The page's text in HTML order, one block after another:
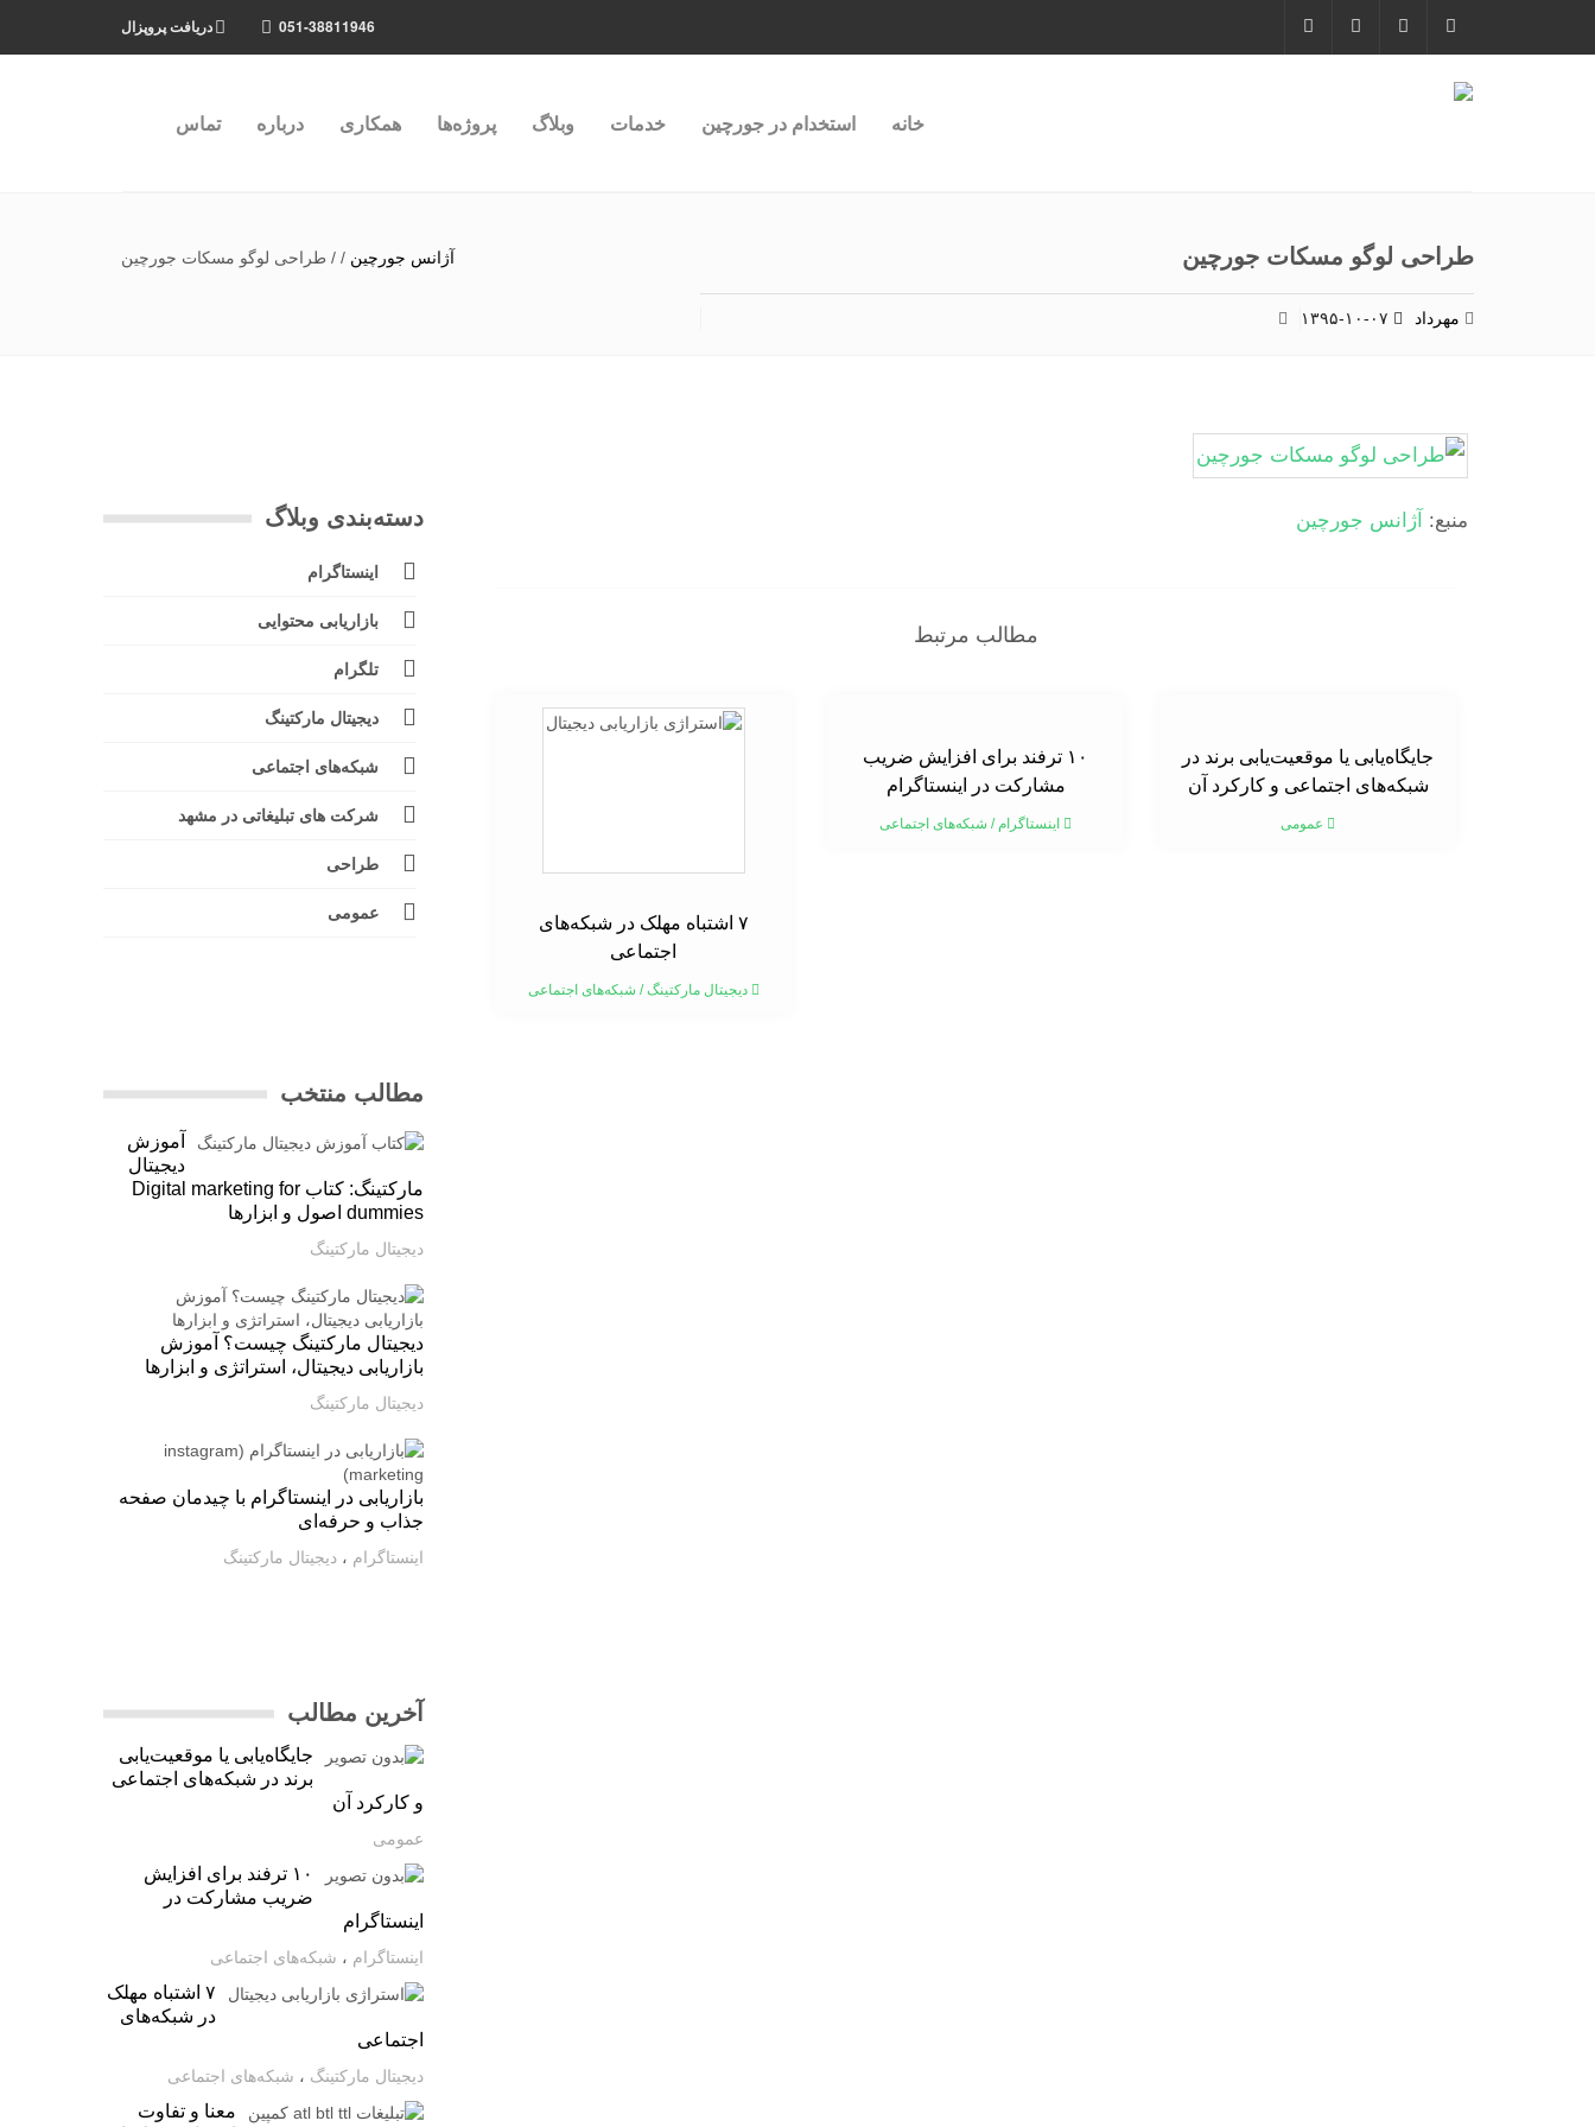
دریافت پروپزال 051-38811946
خانه استخدام در جورچین خدمات وبلاگ پروژه‌ها همکاری درباره تماس
طراحی لوگو مسکات جورچین
مهرداد
آژانس جورچین /
/ طراحی لوگو مسکات جورچین
منبع: آژانس جورچین
مطالب مرتبط
جایگاه‌یابی یا موقعیت‌یابی برند در
شبکه‌های اجتماعی و کارکرد آن
عمومی
۱۰ ترفند برای افزایش ضریب
مشارکت در اینستاگرام
اینستاگرام / شبکه‌های اجتماعی
۷ اشتباه مهلک در شبکه‌های
اجتماعی
دیجیتال مارکتینگ/ شبکه‌های اجتماعی
دسته‌بندی وبلاگ
اینستاگرام
بازاریابی محتوایی
تلگرام
دیجیتال مارکتینگ
شبکه‌های اجتماعی
شرکت های تبلیغاتی در مشهد
طراحی
عمومی
مطالب منتخب
آموزش
دیجیتال
مارکتینگ: کتاب Digital marketing for
dummies اصول و ابزارها
دیجیتال مارکتینگ
دیجیتال مارکتینگ چیست؟ آموزش
بازاریابی دیجیتال، استراتژی و ابزارها
دیجیتال مارکتینگ
بازاریابی در اینستاگرام با چیدمان صفحه
جذاب و حرفه‌ای
اینستاگرام ، دیجیتال مارکتینگ
آخرین مطالب
جایگاه‌یابی یا موقعیت‌یابی
برند در شبکه‌های اجتماعی
و کارکرد آن
عمومی
۱۰ ترفند برای افزایش
ضریب مشارکت در
اینستاگرام
اینستاگرام ، شبکه‌های اجتماعی
۷ اشتباه مهلک
در شبکه‌های
اجتماعی
دیجیتال مارکتینگ ، شبکه‌های اجتماعی
معنا و تفاوت